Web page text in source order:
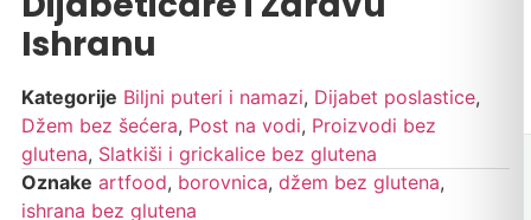
Ishranu
Kategorije Biljni puteri i namazi, Dijabet poslastice,
Džem bez šećera, Post na vodi, Proizvodi bez
glutena, Slatkiši i grickalice bez glutena
Oznake artfood, borovnica, džem bez glutena,
ishrana bez glutena